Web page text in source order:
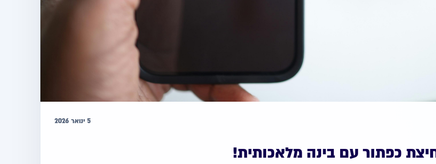
5 ינואר 2026
כפתור עם בינה מלאכותית!